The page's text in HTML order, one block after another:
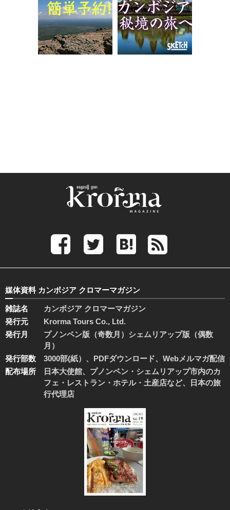
媒体資料 カンボジア クロマーマガジン
雑誌名
カンボジア クロマーマガジン
発行元
Krorma Tours Co., Ltd.
発行月
プノンペン版（奇数月）シェムリアップ版（偶数
月）
発行部数
3000部(紙）、PDFダウンロード、Webメルマガ配信
配布場所
日本大使館、プノンペン・シェムリアップ市内のカ
フェ・レストラン・ホテル・土産店など、日本の旅
行代理店